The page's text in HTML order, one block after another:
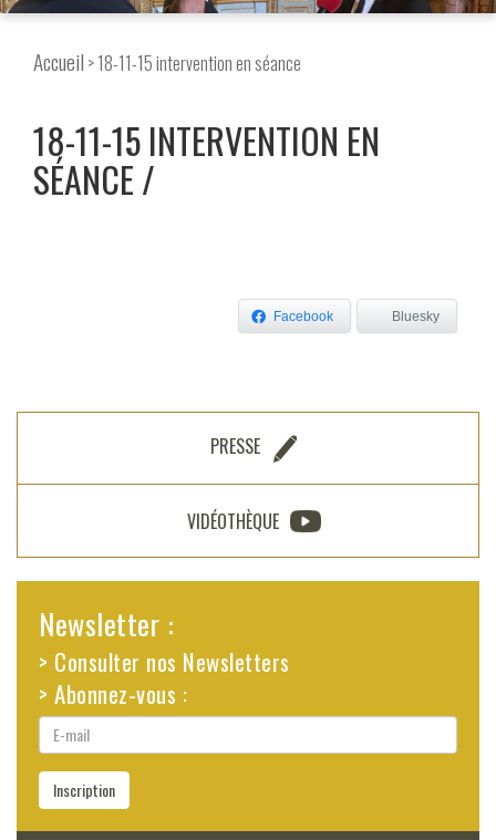
Accueil > 18-11-15 intervention en séance
18-11-15 INTERVENTION EN
SÉANCE
Facebook Bluesky
PRESSE
VIDÉOTHÈQUE
Newsletter :
> Consulter nos Newsletters
> Abonnez-vous :
E-
mail
Inscription